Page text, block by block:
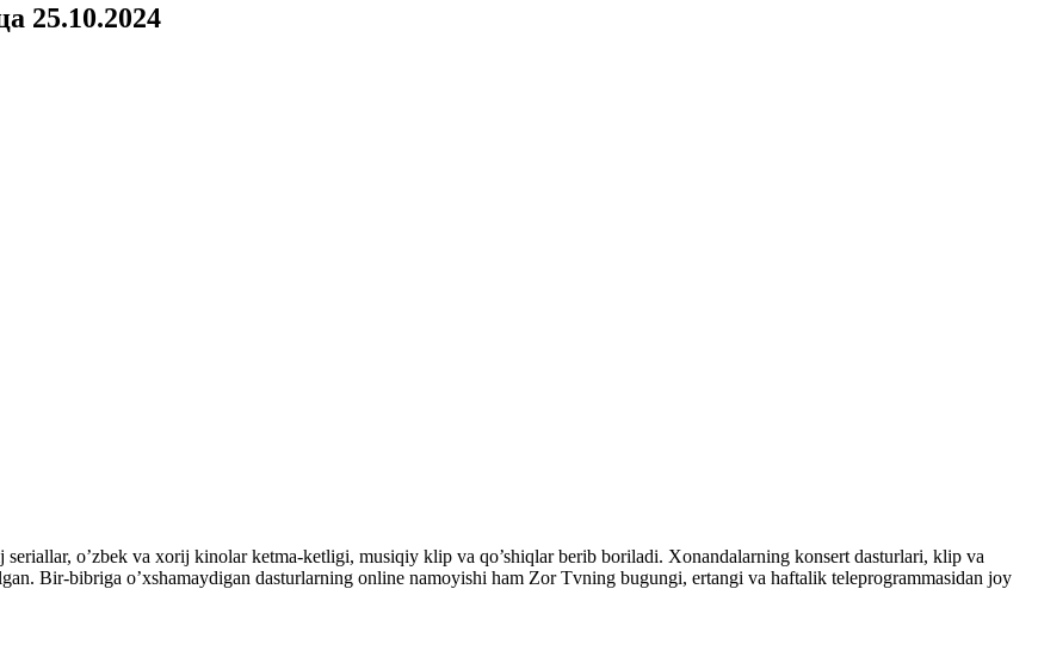
25.10.2024
o’zbek va xorij kinolar ketma-ketligi, musiqiy klip va qo’shiqlar berib boriladi. Xonandalarning konsert dasturlari, klip va
Bir-bibriga o’xshamaydigan dasturlarning online namoyishi ham Zor Tvning bugungi, ertangi va haftalik teleprogrammasidan joy